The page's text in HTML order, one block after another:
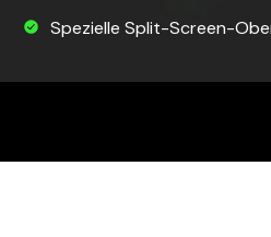
Spezielle Split-Screen-